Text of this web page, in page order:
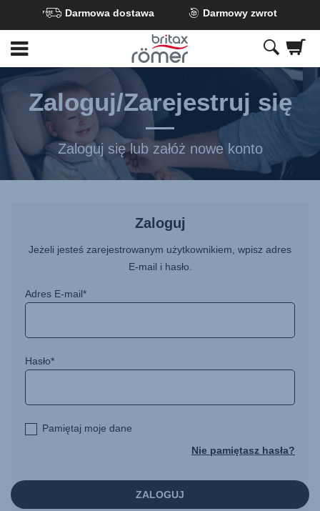
do
głównej
zawartości
Darmowa dostawa Darmowy zwrot
Zaloguj/Zarejestruj się
Zaloguj się lub załóż nowe konto
Zaloguj
Jeżeli jesteś zarejestrowanym użytkownikiem, wpisz adres
E-mail i hasło.
Adres E-mail*
Hasło*
Pamiętaj moje dane
Nie pamiętasz hasła?
ZALOGUJ